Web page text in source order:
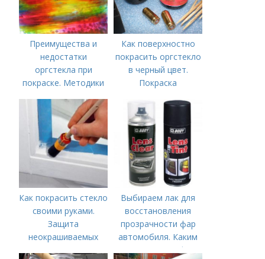
Преимущества и
недостатки
оргстекла при
покраске. Методики
оргстекла
Как поверхностно
покрасить оргстекло
в черный цвет.
Покраска
Как покрасить стекло
своими руками.
Защита
неокрашиваемых
Выбираем лак для
восстановления
прозрачности фар
автомобиля. Каким
лаком покрыть фары